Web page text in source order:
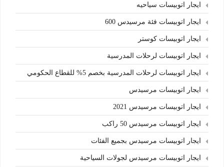
ايجار اتوبيسات سياحيه
ايجار اتوبيسات فئة مرسيدس 600
ايجار اتوبيسات كوستر
ايجار اتوبيسات لرحلات المدرسية
ايجار اتوبيسات لرحلات المدرسية بخصم 5% للقطاع الحكومي
ايجار اتوبيسات مرسيدس
ايجار اتوبيسات مرسيدس 2021
ايجار اتوبيسات مرسيدس 50 راكب
ايجار اتوبيسات مرسيدس بجميع الفئات
ايجار اتوبيسات مرسيدس لجولات السياحية